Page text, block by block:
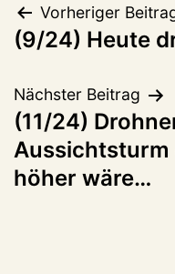
Vorheriger
(9/24) Heute
Nächster Beitrag
(11/24)
Aussichtsturm
höher wäre…